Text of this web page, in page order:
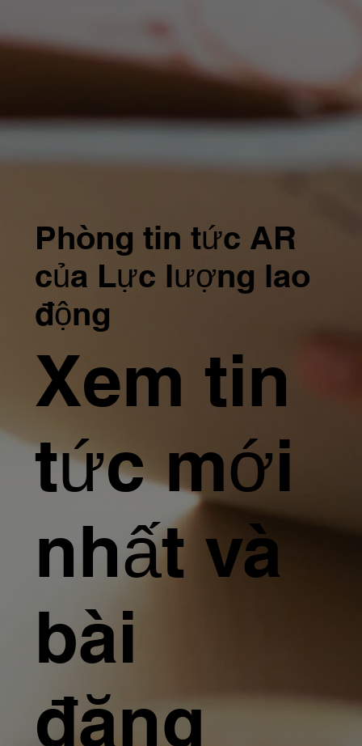
Phòng tin tức AR
của Lực lượng lao
động
Xem tin
tức mới
nhất và
bài
đăng